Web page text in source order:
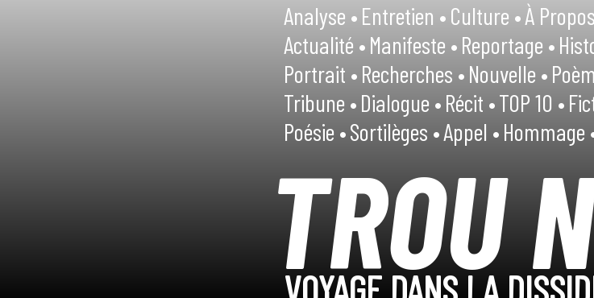
Analyse •Entretien •Culture •À
Actualité •Manifeste •Reportage •
Portrait •Recherches •Nouvelle •
Tribune •Dialogue •Récit •TOP 10 •
Poésie •Sortilèges •Appel •Hommage
TROU